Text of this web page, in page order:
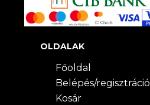
OLDALAK
Főoldal
Belépés/regisztráció
Kosár